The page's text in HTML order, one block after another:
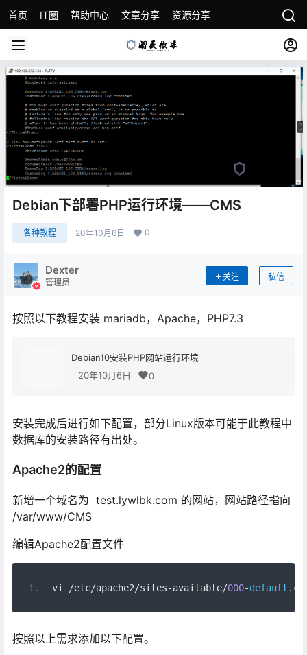
首页 IT圈 帮助中心 文章分享 资源分享 各种教程 关于本
Debian下部署PHP运行环境——CMS
各种教程 20年10月6日 0
Dexter
管理员
关注 私信
按照以下教程安装 mariadb，Apache，PHP7.3
Debian10安装PHP网站运行环境
20年10月6日
0
安装完成后进行如下配置，部分Linux版本可能于此教程中
数据库的安装路径有出处。
Apache2的配置
新增一个域名为 test.lywlbk.com 的网站，网站路径指向
/var/www/CMS
编辑Apache2配置文件
vi /etc/apache2/sites-available/000-default .
按照以上需求添加以下配置。